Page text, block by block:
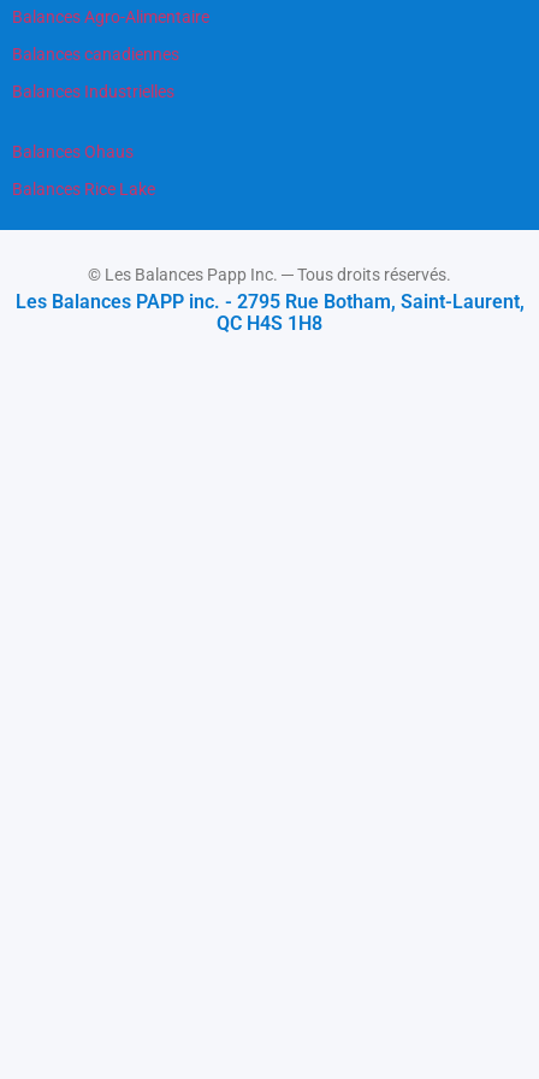
Balances Agro-Alimentaire
Balances canadiennes
Balances Industrielles
Balances Ohaus
Balances Rice Lake
© Les Balances Papp Inc. ─ Tous droits réservés.
Les Balances PAPP inc. - 2795 Rue Botham, Saint-Laurent,
QC H4S 1H8